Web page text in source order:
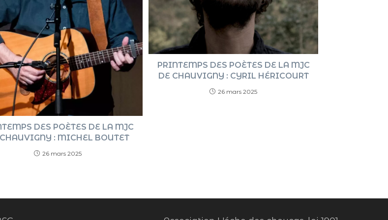
DES POÈTES DE LA MJC
: MICHEL BOUTET
26 mars 2025
PRINTEMPS DES POÈTES DE LA MJC
DE CHAUVIGNY : CYRIL HÉRICOURT
26 mars 2025